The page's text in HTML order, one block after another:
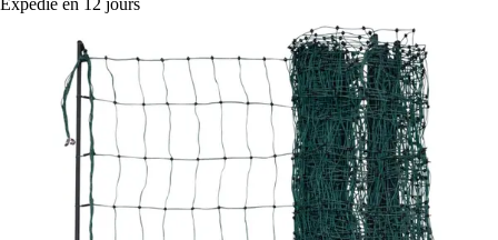
Expédié en 12 jours